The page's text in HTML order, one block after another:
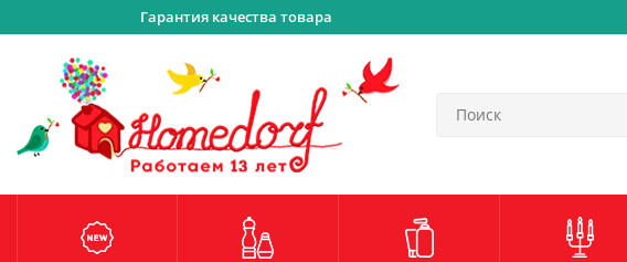
Гарантия качества товара